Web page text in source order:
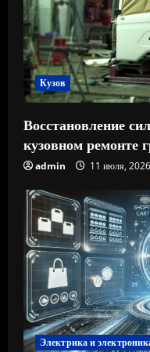
Кузов
Восстановление
кузовном ремонте
admin 11 июля, 2026
Электрика и